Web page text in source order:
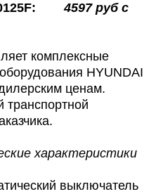
00125F:4597 руб с
комплексные
HYUNDAI
ценам.
транспортной
характеристики
выключатель